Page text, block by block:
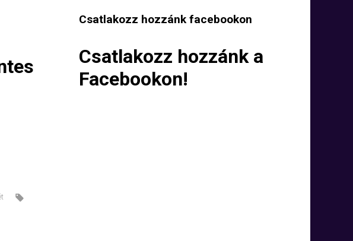
Csatlakozz hozzánk facebookon
Csatlakozz hozzánk a
Facebookon!